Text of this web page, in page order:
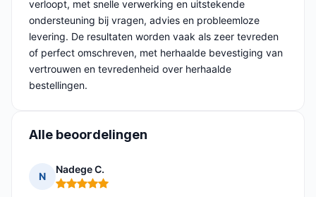
verloopt, met snelle verwerking en uitstekende
ondersteuning bij vragen, advies en probleemloze
levering. De resultaten worden vaak als zeer tevreden
of perfect omschreven, met herhaalde bevestiging van
vertrouwen en tevredenheid over herhaalde
bestellingen.
Alle beoordelingen
N
Nadege C.
Opmerking: 5 van 5